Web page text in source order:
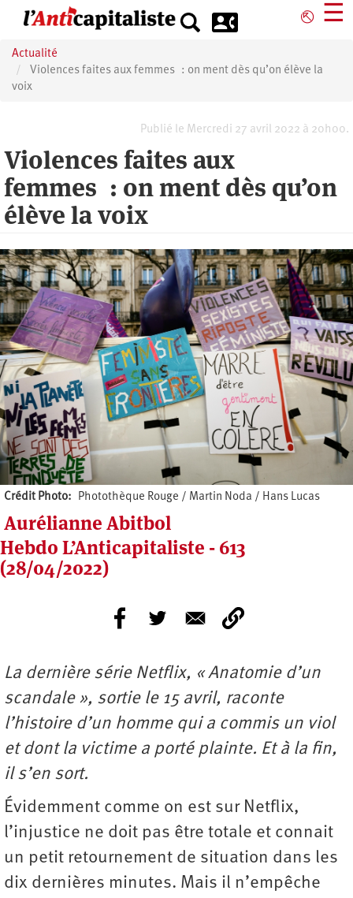
principal
⎋ ☰
Actualité
Violences faites aux femmes : on ment dès qu’on élève la
voix
Publié le Mercredi 27 avril 2022 à 20h00.
Violences faites aux
femmes : on ment dès qu’on
élève la voix
Crédit Photo Photothèque Rouge / Martin Noda / Hans Lucas
Aurélianne Abitbol
Hebdo L’Anticapitaliste - 613
(28/04/2022)
La dernière série Netflix, « Anatomie d’un
scandale », sortie le 15 avril, raconte
l’histoire d’un homme qui a commis un viol
et dont la victime a porté plainte. Et à la fin,
il s’en sort.
Évidemment comme on est sur Netflix,
l’injustice ne doit pas être totale et connait
un petit retournement de situation dans les
dix dernières minutes. Mais il n’empêche